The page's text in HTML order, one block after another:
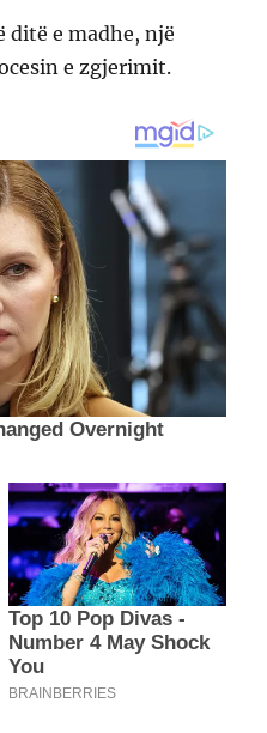
ditë e madhe, një
e zgjerimit.